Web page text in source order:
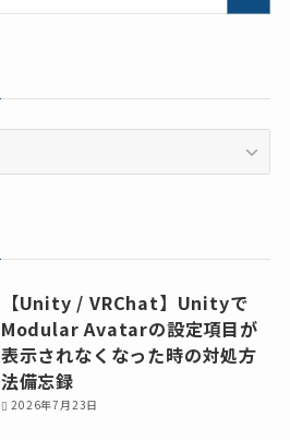
【Unity / VRChat】Unityで
Modular Avatarの設定項目が
表示されなくなった時の対処方
法備忘録
2026年7月23日